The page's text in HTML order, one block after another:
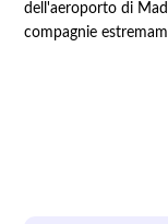
dell'aeroporto di
compagnie